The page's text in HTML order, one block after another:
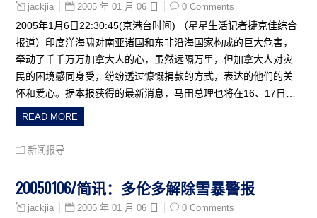
jackjia 2005 年 01 月 06 日 0 Comments
2005年1月6日22:30:45(京港台时间) （星星生活记者捷克佳综合
报道）印度洋海啸对南亚诸国和东非沿海国家构成的巨大危害，
牵动了千千万万加拿大人的心，虽然远隔万里，但加拿大人对灾
民的困境感同身受，纷纷透过慷慨捐款的方式，表达的他们的关
怀和爱心。据本报获得的最新消息，马田总理也将在16、17日…
READ MORE
新闻报导
20050106/简讯：多伦多解除雪暴警报
jackjia 2005 年 01 月 06 日 0 Comments